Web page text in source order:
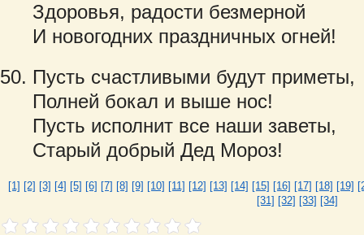
Здоровья, радости безмерной
И новогодних праздничных огней!
Пусть счастливыми будут приметы,
Полней бокал и выше нос!
Пусть исполнит все наши заветы,
Старый добрый Дед Мороз!
[1] [2] [3] [4] [5] [6] [7] [8] [9] [10] [11] [12] [13] [14] [15] [16] [17] [18] [19]
[31] [32] [33] [34]